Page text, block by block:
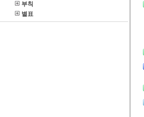
부칙
별표